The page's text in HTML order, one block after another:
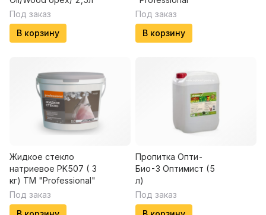
Под заказ
В корзину
Под заказ
В корзину
Жидкое стекло
натриевое PK507 ( 3
кг) ТМ "Professional"
Под заказ
Пропитка Опти-
Био-3 Оптимист (5
л)
Под заказ